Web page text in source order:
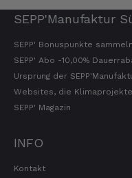
SEPP'Manufaktur
SEPP' Bonuspunkte
SEPP' Abo -10,00%
Ursprung der
Websites, die
SEPP' Magazin
INFO
Kontakt